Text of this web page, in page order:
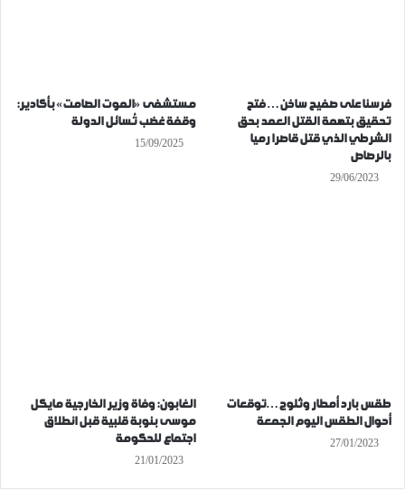
فرسنا على صفيح ساخن… فتح
تحقيق بتهمة القتل العمد بحق
الشرطي الذي قتل قاصرا رميا
بالرصاص
29/06/2023
مستشفى «الموت الصامت» بأكادير:
وقفة غضب تُسائل الدولة
15/09/2025
طقس بارد أمطار وثلوج…توقعات
أحوال الطقس اليوم الجمعة
27/01/2023
الغابون: وفاة وزير الخارجية مايكل
موسى بنوبة قلبية قبل انطلاق
اجتماع للحكومة
21/01/2023